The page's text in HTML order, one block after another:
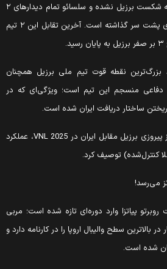
رقابت‌های VNL تاکنون موفق به شکست برزیل نشده و سلسائو تمام دیدارهای ۲
تیم در این تورنمنت را با پیروزی پشت سر گذاشته است. آخرین تقابل این ۲ تیم
بزرگ‌ترین نقطه قوت تیم ملی برزیل همچنان
منسجم این تیم است؛ ویژگی‌ای که در
ساختار دریافت ایران شده است.
رسانه Volleyball World پس از پیروزی برزیل مقابل ایران در VNL 2025، عملکرد
کنترل‌شده) توصیف کرد.
می‌رسد!
پیاتزا وارد دوره‌ای تازه شده است؛ مربی
بالاترین سطح والیبال اروپا را در کارنامه دارد و
شده است.